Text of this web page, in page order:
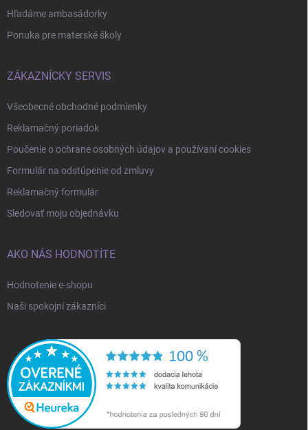
Hľadáme ambasádorky
Ponuka pre materské školy
ZÁKAZNÍCKY SERVIS
Všeobecné obchodné podmienky
Reklamačný poriadok
Poučenie o ochrane osobných údajov a používaní cookies
Formulár na odstúpenie od zmluvy
Reklamačný formulár
Sledovať moju objednávku
AKO NÁS HODNOTÍTE
Hodnotenie e-shopu
Naši spokojní zákazníci